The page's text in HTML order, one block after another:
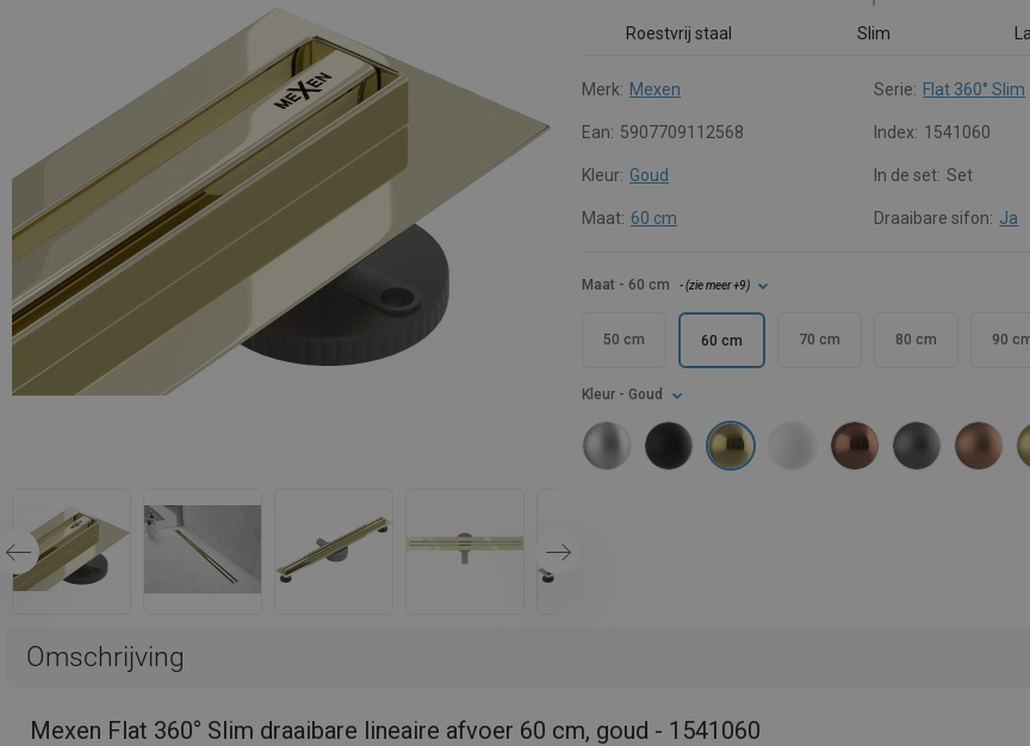
Roestvrij staal Slim
Merk: Mexen Serie: Flat 360° Slim
Ean: 5907709112568 Index: 1541060
Kleur: Goud In de set: Set
Maat: 60 cm Draaibare sifon: Ja
Maat - 60 cm - (zie meer+9)
50 cm 60 cm 70 cm 80 cm 90
Kleur - Goud
Omschrijving
Mexen Flat 360° Slim draaibare lineaire afvoer 60 cm, goud - 1541060